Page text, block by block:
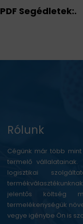
PDF Segédletek:.
Rólunk
Cégünk már több
termelő vállalatainak.
logisztikai
jelentős költség
termelékenységük
vegye igénybe Ön is